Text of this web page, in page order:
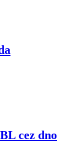
cez dno